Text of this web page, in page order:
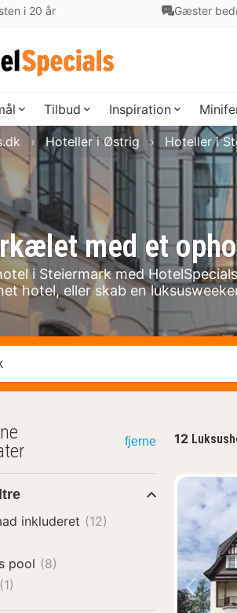
i 20 år Gæster
Tilbud Inspiration
med et
i Steiermark med
hotel, eller skab en
Hoteller i Østrig Hoteller i
...
12
fjerne
inkluderet (12)
pool (8)
(1)